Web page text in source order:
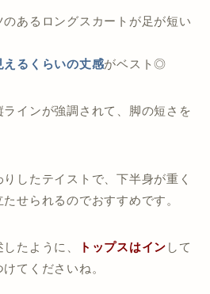
あるロングスカートが足が短い
えるくらいの丈感がベスト◎
インが強調されて、脚の短さを
りしたテイストで、下半身が重く
せられるのでおすすめです。
たように、 トップスはイン して
てくださいね。